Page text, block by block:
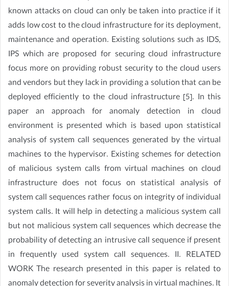
known attacks on cloud can only be taken into practice if it
adds low cost to the cloud infrastructure for its deployment,
maintenance and operation. Existing solutions such as IDS,
IPS which are proposed for securing cloud infrastructure
focus more on providing robust security to the cloud users
and vendors but they lack in providing a solution that can be
deployed efficiently to the cloud infrastructure [5]. In this
paper an approach for anomaly detection in cloud
environment is presented which is based upon statistical
analysis of system call sequences generated by the virtual
machines to the hypervisor. Existing schemes for detection
of malicious system calls from virtual machines on cloud
infrastructure does not focus on statistical analysis of
system call sequences rather focus on integrity of individual
system calls. It will help in detecting a malicious system call
but not malicious system call sequences which decrease the
probability of detecting an intrusive call sequence if present
in frequently used system call sequences. II. RELATED
WORK The research presented in this paper is related to